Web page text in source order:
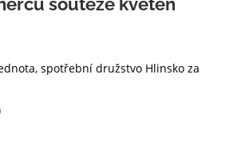
spotřební družstvo Hlinsko za